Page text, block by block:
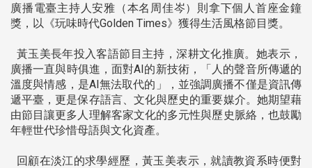
廣播電臺主持人安雅（本名周佳岑）則拿下個人首座金鐘
獎，以《玩味時代Golden Times》獲得生活風格節目獎。
黃玉美長年投入客語節目主持，深耕文化推廣。她表示，
廣播一直與時俱進，面對AI的新技術，「人的聲音所傳遞的
溫度與情感，是AI無法取代的」，並強調廣播不僅是資訊傳
遞平臺，更是保存語言、文化與歷史的重要媒介。她期望藉
由節目讓更多人理解客家文化的多元性與歷史脈絡，也鼓勵
年輕世代珍惜母語與文化資產。
回顧在淡江的求學經歷，黃玉美表示，就讀教資系時便對